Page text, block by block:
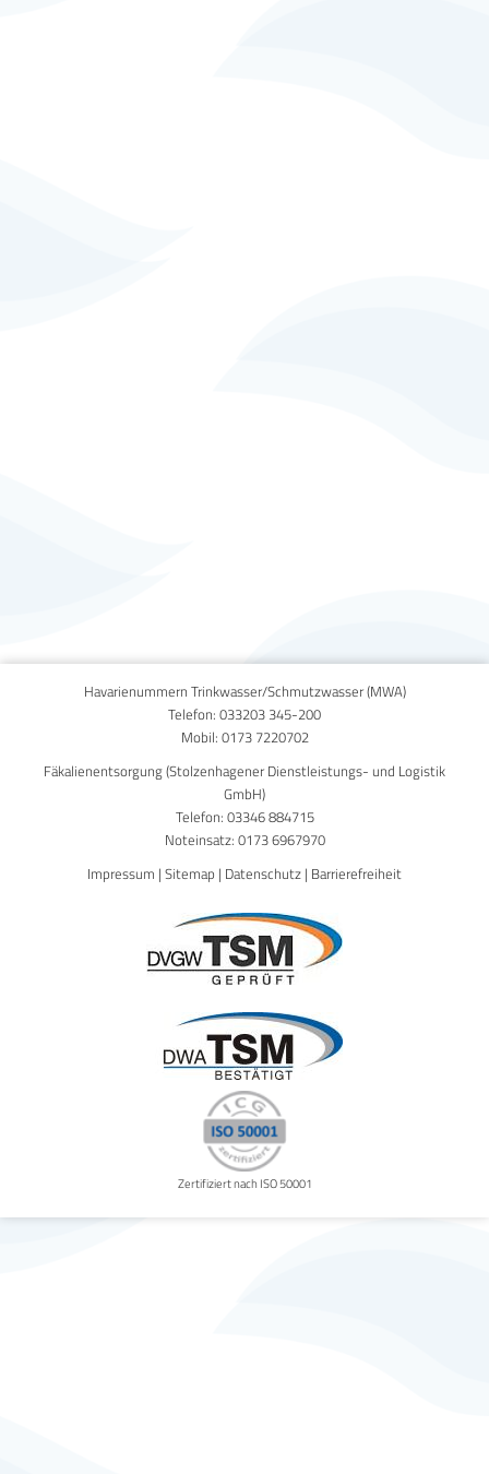
Published on10. Juni 2021
Havarienummern Trinkwasser/Schmutzwasser (MWA)
Telefon: 033203 345-200
Mobil: 0173 7220702
Fäkalienentsorgung (Stolzenhagener Dienstleistungs- und Logistik
GmbH)
Telefon: 03346 884715
Noteinsatz: 0173 6967970
Impressum | Sitemap | Datenschutz | Barrierefreiheit
Zertifiziert nach ISO 50001